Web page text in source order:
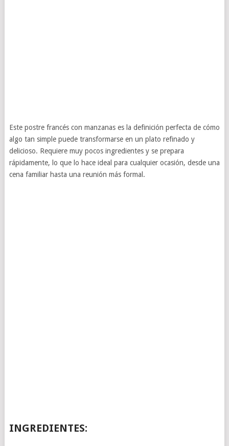
Este postre francés con manzanas es la definición perfecta de cómo
algo tan simple puede transformarse en un plato refinado y
delicioso. Requiere muy pocos ingredientes y se prepara
rápidamente, lo que lo hace ideal para cualquier ocasión, desde una
cena familiar hasta una reunión más formal.
INGREDIENTES: